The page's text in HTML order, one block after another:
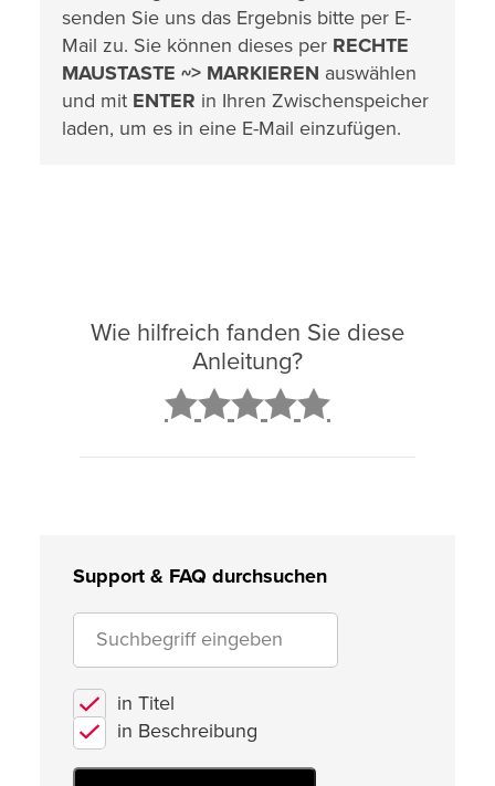
senden Sie uns das Ergebnis bitte per E-
Mail zu. Sie können dieses per RECHTE
MAUSTASTE ~> MARKIEREN auswählen
und mit ENTER in Ihren Zwischenspeicher
laden, um es in eine E-Mail einzufügen.
Wie hilfreich fanden Sie diese
Anleitung?
Support & FAQ durchsuchen
in Titel
in Beschreibung